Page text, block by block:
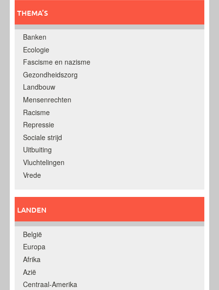
THEMA’S
Banken
Ecologie
Fascisme en nazisme
Gezondheidszorg
Landbouw
Mensenrechten
Racisme
Repressie
Sociale strijd
Uitbuiting
Vluchtelingen
Vrede
LANDEN
België
Europa
Afrika
Azië
Centraal-Amerika